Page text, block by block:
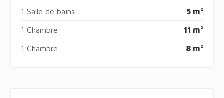
1 Salle de bains 5 m²
1 Chambre 11 m²
1 Chambre 8 m²